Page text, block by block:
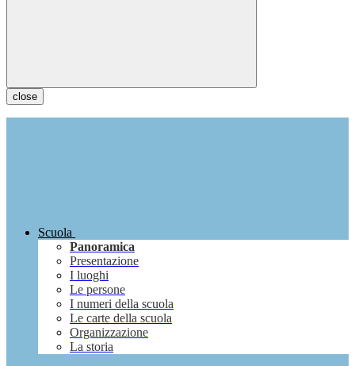
close
Scuola
Panoramica
Presentazione
I luoghi
Le persone
I numeri della scuola
Le carte della scuola
Organizzazione
La storia